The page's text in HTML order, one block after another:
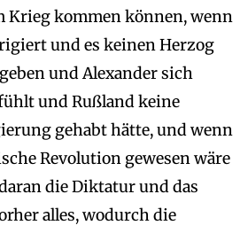
Krieg kommen können, wenn
und es keinen Herzog
und Alexander sich
und Rußland keine
gehabt hätte, und wenn
Revolution gewesen wäre
die Diktatur und das
alles, wodurch die